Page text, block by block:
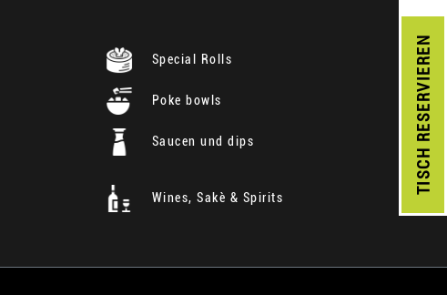
TISCH
RESERVIEREN
Special Rolls
Poke bowls
Saucen und dips
Wines, Sakè & Spirits